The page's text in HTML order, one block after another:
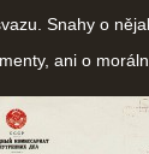
Snahy o
ani o